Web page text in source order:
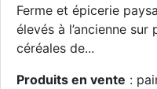
Ferme et épicerie
élevés à l’ancienne
céréales de...
Produits en vente :